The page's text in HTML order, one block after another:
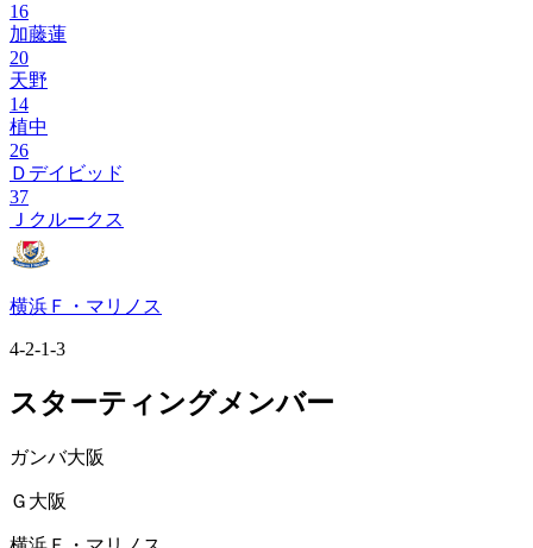
16
加藤蓮
20
天野
14
植中
26
Ｄデイビッド
37
Ｊクルークス
横浜Ｆ・マリノス
4-2-1-3
スターティングメンバー
ガンバ大阪
Ｇ大阪